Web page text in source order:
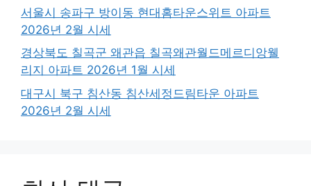
서울시 송파구 방이동 현대홈타운스위트 아파트
2026년 2월 시세
경상북도 칠곡군 왜관읍 칠곡왜관월드메르디앙웰
리지 아파트 2026년 1월 시세
대구시 북구 침산동 침산세정드림타운 아파트
2026년 2월 시세